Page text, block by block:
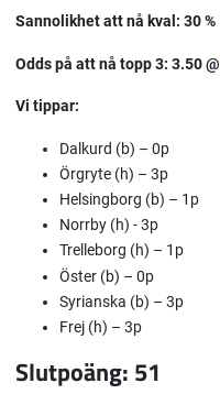
Sannolikhet att nå kval: 30 %
Odds på att nå topp 3: 3.50 @
Vi tippar:
Dalkurd (b) – 0p
Örgryte (h) – 3p
Helsingborg (b) – 1p
Norrby (h) - 3p
Trelleborg (h) – 1p
Öster (b) – 0p
Syrianska (b) – 3p
Frej (h) – 3p
Slutpoäng: 51